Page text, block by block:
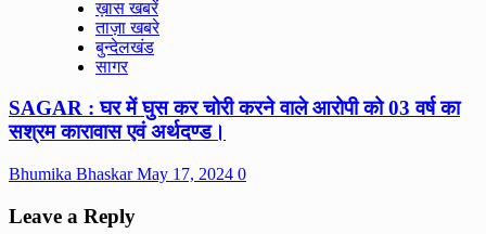
ख़ास खबरें
ताज़ा खबरे
बुन्देलखंड
सागर
SAGAR : घर में घुस कर चोरी करने वाले आरोपी को 03 वर्ष का
सश्रम कारावास एवं अर्थदण्ड।
Bhumika BhaskarMay 17, 2024 0
Leave a Reply